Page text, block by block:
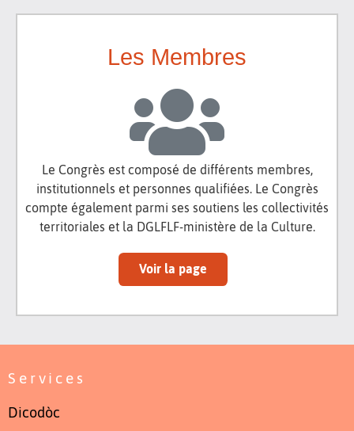
Les Membres
Le Congrès est composé de différents membres,
institutionnels et personnes qualifiées. Le Congrès
compte également parmi ses soutiens les collectivités
territoriales et la DGLFLF-ministère de la Culture.
Voir la page
Services
Dicodòc